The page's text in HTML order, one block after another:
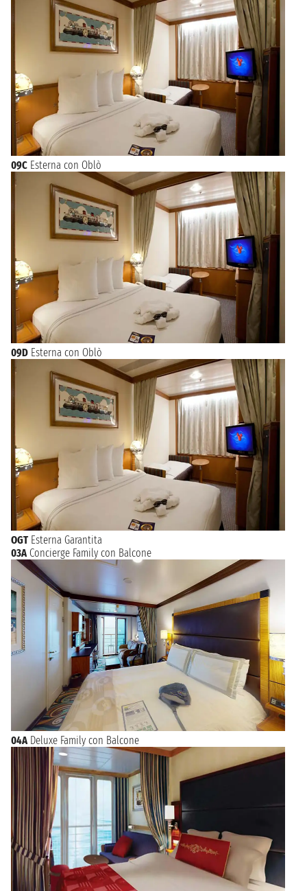
09C Esterna con Oblò
09D Esterna con Oblò
OGT Esterna Garantita
03A Concierge Family con Balcone
04A Deluxe Family con Balcone